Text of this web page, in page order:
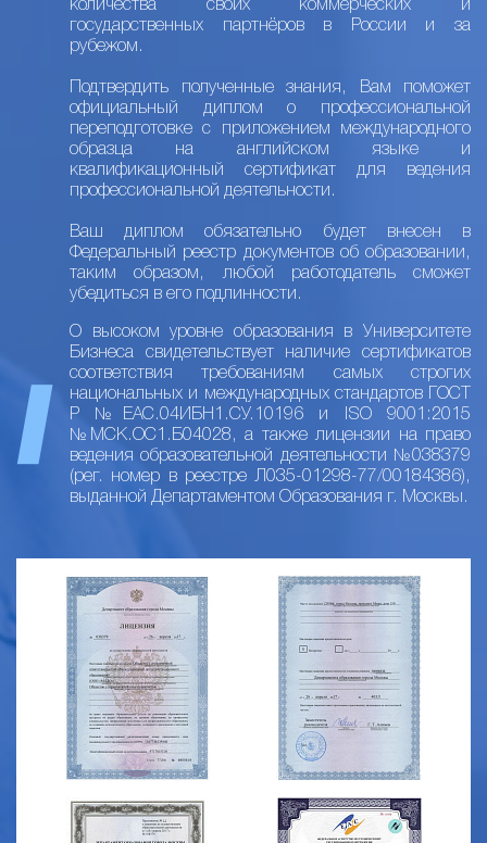
количества своих коммерческих и
государственных партнёров в России и за
рубежом.
Подтвердить полученные знания, Вам поможет
официальный диплом о профессиональной
переподготовке с приложением международного
образца на английском языке и
квалификационный сертификат для ведения
профессиональной деятельности.
Ваш диплом обязательно будет внесен в
Федеральный реестр документов об образовании,
таким образом, любой работодатель сможет
убедиться в его подлинности.
О высоком уровне образования в Университете
Бизнеса свидетельствует наличие сертификатов
соответствия требованиям самых строгих
национальных и международных стандартов ГОСТ
Р №ЕАС.04ИБН1.СУ.10196 и ISO 9001:2015
№МСК.ОС1.Б04028, а также лицензии на право
ведения образовательной деятельности №038379
(рег. номер в реестре Л035-01298-77/00184386),
выданной Департаментом Образования г. Москвы.